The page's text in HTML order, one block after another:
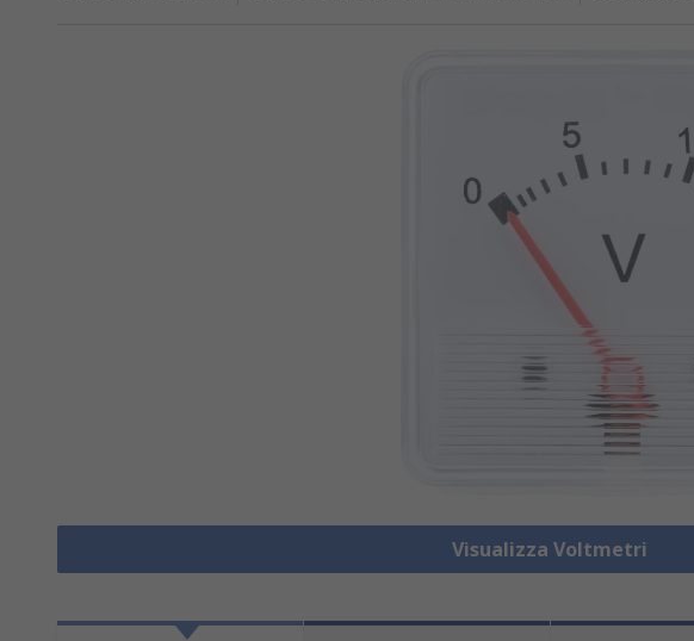
Visualizza Voltmetri